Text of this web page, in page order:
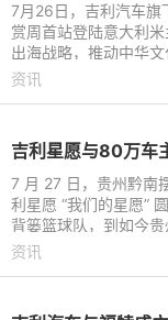
7月26日，吉利汽车旗
赏周首站登陆意大利
出海战略，推动中华
国际文化交流搭建起全
资讯
7 月 27 日，贵州黔南
利星愿 “我们的星愿”
背篓篮球队，到如今
公益接力持续
资讯